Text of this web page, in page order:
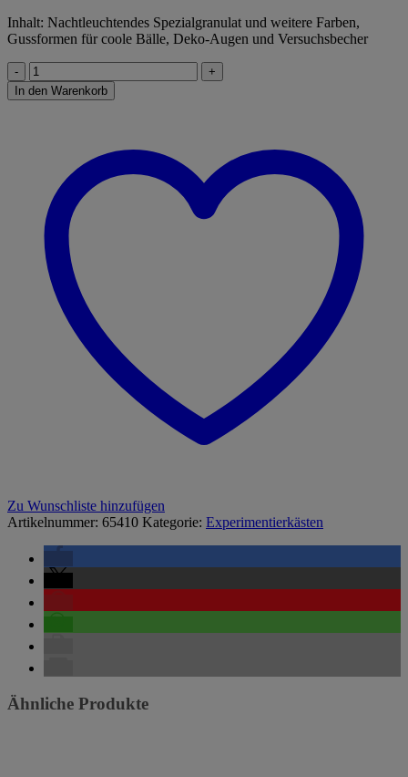
Inhalt: Nachtleuchtendes Spezialgranulat und weitere Farben,
Gussformen für coole Bälle, Deko-Augen und Versuchsbecher
Kosmos
FunScience
Nachtleuchtende
In den Warenkorb
Zu Wunschliste hinzufügen
Artikelnummer: 65410 Kategorie: Experimentierkästen
Ähnliche Produkte